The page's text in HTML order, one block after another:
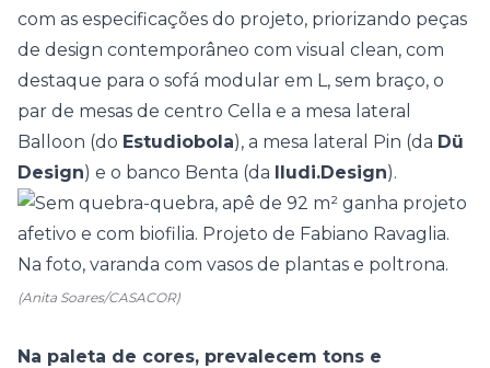
com as especificações do projeto, priorizando peças
de design contemporâneo com visual clean, com
destaque para o sofá modular em L, sem braço, o
par de mesas de centro Cella e a mesa lateral
Balloon (do Estudiobola), a mesa lateral Pin (da Dü
Design) e o banco Benta (da Iludi.Design).
(Anita Soares/CASACOR)
Na paleta de cores, prevalecem tons e